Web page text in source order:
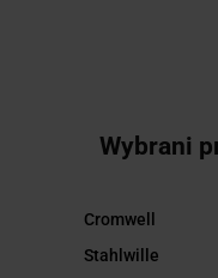
Wybrani
Cromwell
Stahlwille